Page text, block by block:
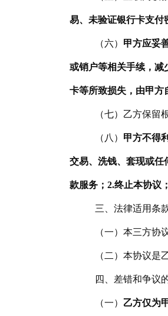
易、未验证银行卡支付
（六） 甲方应妥
或销户等相关手续，减
卡等所致损失，由甲方
（七）乙方保留
（八） 甲方不得
交易、洗钱、套现或任
款服务；2.终止本协议
三 法律适用条
（一）本三方协
（二）本协议
四 、差错和争议
（一） 乙方仅为